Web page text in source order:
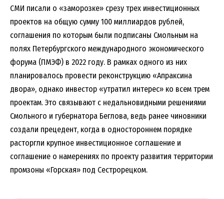
СМИ писали о «заморозке» срезу трех инвестиционных
проектов на общую сумму 100 миллиардов рублей,
соглашения по которым были подписаны Смольным на
полях Петербургского международного экономического
форума (ПМЭФ) в 2022 году. В рамках одного из них
планировалось провести реконструкцию «Апраксина
двора», однако инвестор «утратил интерес» ко всем трем
проектам. Это связывают с недальновидными решениями
Смольного и губернатора Беглова, ведь ранее чиновники
создали прецедент, когда в одностороннем порядке
расторгли крупное инвестиционное соглашение и
соглашение о намерениях по проекту развития территории
промзоны «Горская» под Сестрорецком.